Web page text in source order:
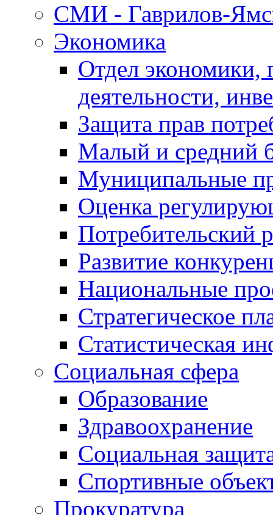
СМИ - Гаврилов-
Экономика
Отдел экономики,
деятельности,
Защита прав
Малый и средний
Муниципальные
Оценка
Потребительский
Развитие
Национальные
Стратегическое
Статистическая
Социальная сфера
Образование
Здравоохранение
Социальная
Спортивные
Прокуратура